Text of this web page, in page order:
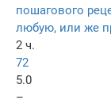
пошагового
любую, или же
2 ч.
72
5.0
–